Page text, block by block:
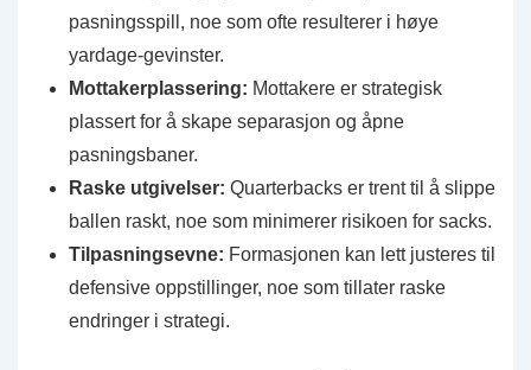
pasningsspill, noe som ofte resulterer i høye
yardage-gevinster.
Mottakerplassering: Mottakere er strategisk
plassert for å skape separasjon og åpne
pasningsbaner.
Raske utgivelser: Quarterbacks er trent til å slippe
ballen raskt, noe som minimerer risikoen for sacks.
Tilpasningsevne: Formasjonen kan lett justeres til
defensive oppstillinger, noe som tillater raske
endringer i strategi.